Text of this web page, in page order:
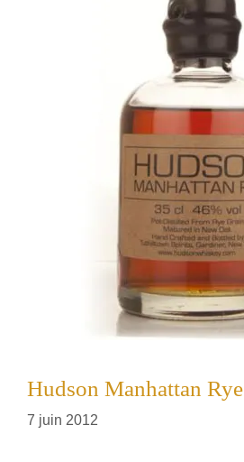
Hudson Manhattan Rye
7 juin 2012